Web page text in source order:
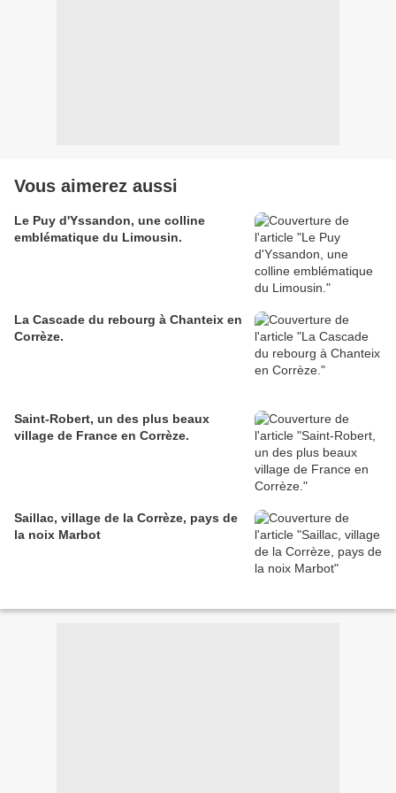
Vous aimerez aussi
Le Puy d'Yssandon, une colline
emblématique du Limousin.
La Cascade du rebourg à Chanteix en
Corrèze.
Saint-Robert, un des plus beaux
village de France en Corrèze.
Saillac, village de la Corrèze, pays de
la noix Marbot